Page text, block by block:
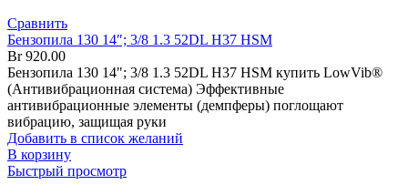
Сравнить
Бензопила 130 14″; 3/8 1.3 52DL H37 HSM
Br920.00
Бензопила 130 14"; 3/8 1.3 52DL H37 HSM купить LowVib®
(Антивибрационная система) Эффективные
антивибрационные элементы (демпферы) поглощают
вибрацию, защищая руки
Добавить в список желаний
В корзину
Быстрый просмотр